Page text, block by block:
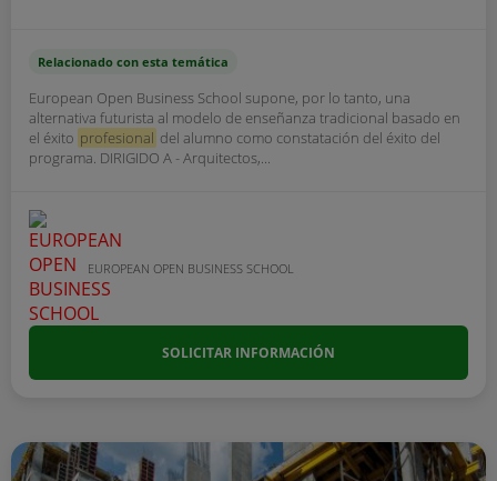
Relacionado con esta temática
European Open Business School supone, por lo tanto, una
alternativa futurista al modelo de enseñanza tradicional basado en
el éxito profesional del alumno como constatación del éxito del
programa. DIRIGIDO A - Arquitectos,...
EUROPEAN OPEN BUSINESS SCHOOL
SOLICITAR INFORMACIÓN